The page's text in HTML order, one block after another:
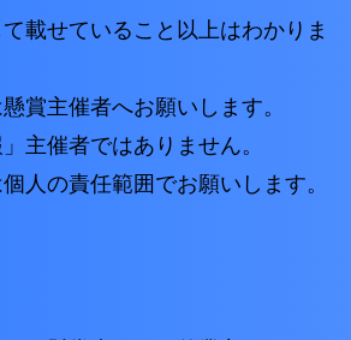
載せていること以上はわかりま
賞主催者へお願いします。
主催者ではありません。
人の責任範囲でお願いします。